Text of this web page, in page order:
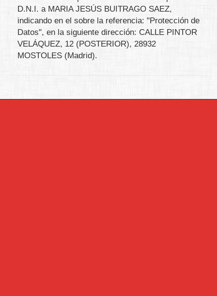
D.N.I. a MARIA JESÚS BUITRAGO SAEZ,
indicando en el sobre la referencia: "Protección de
Datos", en la siguiente dirección: CALLE PINTOR
VELÁQUEZ, 12 (POSTERIOR), 28932
MOSTOLES (Madrid).